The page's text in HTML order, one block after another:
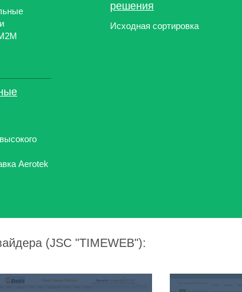
Aerotek
решения
Исходная сортировка
(JSC "TIMEWEB"):